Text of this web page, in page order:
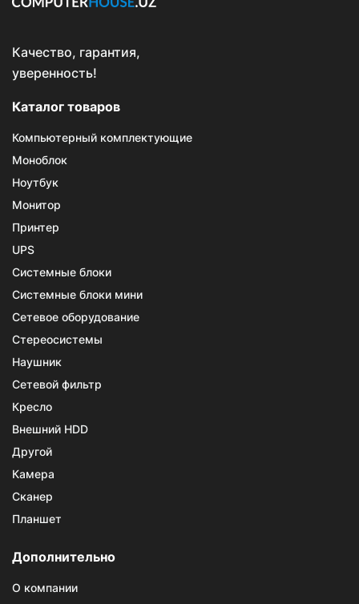
Качество, гарантия,
уверенность!
Каталог товаров
Компьютерный комплектующие
Моноблок
Ноутбук
Монитор
Принтер
UPS
Системные блоки
Системные блоки мини
Сетевое оборудование
Стереосистемы
Наушник
Сетевой фильтр
Кресло
Внешний HDD
Другой
Камера
Сканер
Планшет
Дополнительно
О компании